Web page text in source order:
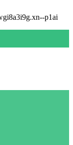
p1ai